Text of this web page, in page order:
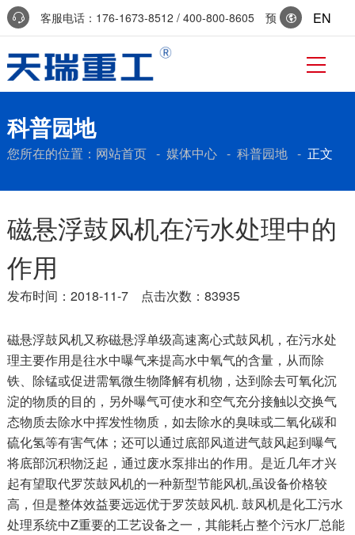
客服电话：176-1673-8512 / 400-800-8605 预
约参访：0536-7519229
EN
科普园地
您所在的位置： 网站首页- 媒体中心- 科普园地- 正文
磁悬浮鼓风机在污水处理中的
作用
发布时间：2018-11-7 点击次数：83935
磁悬浮鼓风机又称磁悬浮单级高速离心式鼓风机，在污水处
理主要作用是往水中曝气来提高水中氧气的含量，从而除
铁、除锰或促进需氧微生物降解有机物，达到除去可氧化沉
淀的物质的目的，另外曝气可使水和空气充分接触以交换气
态物质去除水中挥发性物质，如去除水的臭味或二氧化碳和
硫化氢等有害气体；还可以通过底部风道进气鼓风起到曝气
将底部沉积物泛起，通过废水泵排出的作用。是近几年才兴
起有望取代罗茨鼓风机的一种新型节能风机,虽设备价格较
高，但是整体效益要远远优于罗茨鼓风机. 鼓风机是化工污水
处理系统中Z重要的工艺设备之一，其能耗占整个污水厂总能